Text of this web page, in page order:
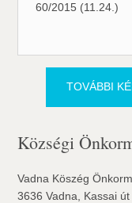
60/2015 (11.24.)
TOVÁBBI
Községi
Vadna Köszég
3636 Vadna, Kassai út